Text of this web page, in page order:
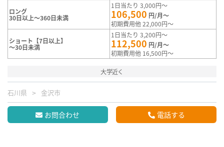
ロング
30日以上～360日未満
1日当たり 3,000円～
106,500 円/月～
初期費用他 22,000円～
ショート【7日以上】
～30日未満
1日当たり 3,200円～
112,500 円/月～
初期費用他 16,500円～
大学近く
石川県 金沢市
お問合わせ 電話する